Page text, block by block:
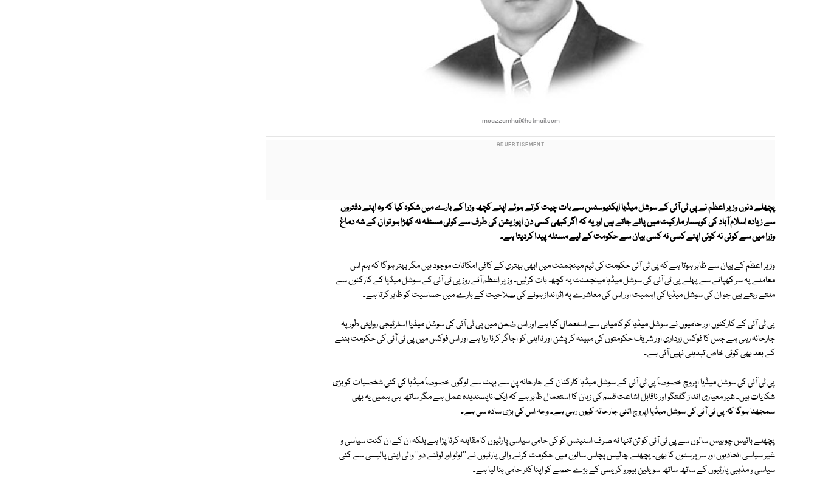
moazzamhai@hotmail.com
پچھلے دنوں وزیر اعظم نے پی ٹی آئی کے سوشل میڈیا ایکٹیوسٹس سے بات چیت کرتے ہوئے اپنے کچھ وزرا کے بارے میں شکوہ کیا کہ وہ اپنے دفتروں
سے زیادہ اسلام آباد کی کوہسار مارکیٹ میں پائے جاتے ہیں اور یہ کہ اگر کبھی کسی دن اپوزیشن کی طرف سے کوئی مسئلہ نہ کھڑا ہو تو ان کے شہ دماغ
وزرا میں سے کوئی نہ کوئی اپنے کسی نہ کسی بیان سے حکومت کے لیے مسئلہ پیدا کردیتا ہے۔
وزیر اعظم کے بیان سے ظاہر ہوتا ہے کہ پی ٹی آئی حکومت کی ٹیم مینجمنٹ میں ابھی بہتری کے کافی امکانات موجود ہیں مگر بہتر ہوگا کہ ہم اس
معاملے پہ سر کھپانے سے پہلے پی ٹی آئی کی سوشل میڈیا مینجمنٹ پہ کچھ بات کرلیں۔ وزیر اعظم آئے روز پی ٹی آئی کے سوشل میڈیا کے کارکنوں سے
ملتے رہتے ہیں جو ان کی سوشل میڈیا کی اہمیت اور اس کی معاشرے پہ اثرانداز ہونے کی صلاحیت کے بارے میں حساسیت کو ظاہر کرتا ہے۔
پی ٹی آئی کے کارکنوں اور حامیوں نے سوشل میڈیا کو کامیابی سے استعمال کیا ہے اور اس ضمن میں پی ٹی آئی کی سوشل میڈیا اسٹرٹیجی روایتی طور پہ
جارحانہ رہی ہے جس کا فوکس زرداری اور شریف حکومتوں کی مبینہ کرپشن اور نااہلی کو اجاگر کرنا رہا ہے اور اس فوکس میں پی ٹی آئی کی حکومت بننے
کے بعد بھی کوئی خاص تبدیلی نہیں آئی ہے۔
پی ٹی آئی کی سوشل میڈیا اپروچ خصوصاً پی ٹی آئی کے سوشل میڈیا کارکنان کے جارحانہ پن سے بہت سے لوگوں خصوصاً میڈیا کی کئی شخصیات کو بڑی
شکایات ہیں۔ غیر معیاری انداز گفتگو اور ناقابل اشاعت قسم کی زبان کا استعمال ظاہر ہے کہ ایک ناپسندیدہ عمل ہے مگر ساتھ ہی ہمیں یہ بھی
سمجھنا ہوگا کہ پی ٹی آئی کی سوشل میڈیا اپروچ اتنی جارحانہ کیوں رہی ہے۔ وجہ اس کی بڑی سادہ سی ہے۔
پچھلے بائیس چوبیس سالوں سے پی ٹی آئی کو تن تنہا نہ صرف اسٹیٹس کو کی حامی سیاسی پارٹیوں کا مقابلہ کرنا پڑا ہے بلکہ ان کے ان گنت سیاسی و
غیر سیاسی اتحادیوں اور سرپرستوں کا بھی۔ پچھلے چالیس پچاس سالوں میں حکومت کرنے والی پارٹیوں نے ''لوٹو اور لوٹنے دو'' والی اپنی پالیسی سے کئی
سیاسی و مذہبی پارٹیوں کے ساتھ ساتھ سویلین بیورو کریسی کے بڑے حصے کو اپنا کٹر حامی بنا لیا ہے۔